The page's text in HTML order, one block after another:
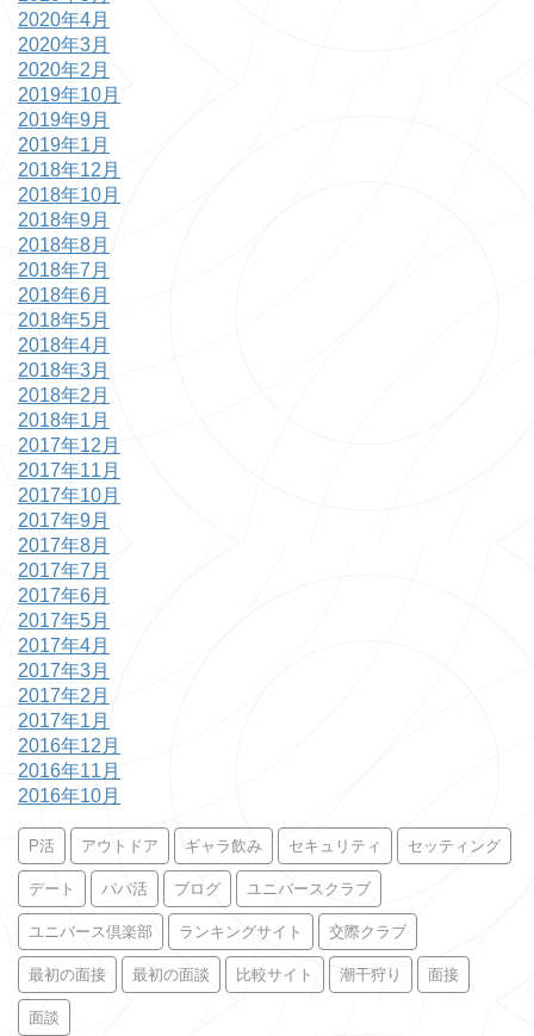
2020年4月
2020年3月
2020年2月
2019年10月
2019年9月
2019年1月
2018年12月
2018年10月
2018年9月
2018年8月
2018年7月
2018年6月
2018年5月
2018年4月
2018年3月
2018年2月
2018年1月
2017年12月
2017年11月
2017年10月
2017年9月
2017年8月
2017年7月
2017年6月
2017年5月
2017年4月
2017年3月
2017年2月
2017年1月
2016年12月
2016年11月
2016年10月
P活 アウトドア ギャラ飲み セキュリティ セッティング
デート パパ活 ブログ ユニバースクラブ
ユニバース倶楽部 ランキングサイト 交際クラブ
最初の面接 最初の面談 比較サイト 潮干狩り 面接
面談